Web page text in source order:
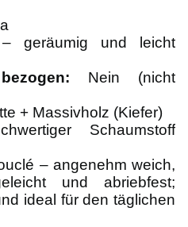
geräumig und leicht
Nein (nicht
+ Massivholz (Kiefer)
Schaumstoff
– angenehm weich,
und abriebfest;
ideal für den täglichen